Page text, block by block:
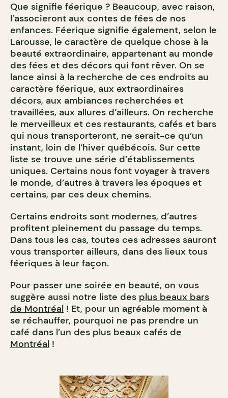
Que signifie féerique ? Beaucoup, avec raison,
l’associeront aux contes de fées de nos
enfances. Féerique signifie également, selon le
Larousse, le caractère de quelque chose à la
beauté extraordinaire, appartenant au monde
des fées et des décors qui font rêver. On se
lance ainsi à la recherche de ces endroits au
caractère féerique, aux extraordinaires
décors, aux ambiances recherchées et
travaillées, aux allures d’ailleurs. On recherche
le merveilleux et ces restaurants, cafés et bars
qui nous transporteront, ne serait-ce qu’un
instant, loin de l’hiver québécois. Sur cette
liste se trouve une série d’établissements
uniques. Certains nous font voyager à travers
le monde, d’autres à travers les époques et
certains, par ces deux chemins.
Certains endroits sont modernes, d’autres
profitent pleinement du passage du temps.
Dans tous les cas, toutes ces adresses sauront
vous transporter ailleurs, dans des lieux tous
féeriques à leur façon.
Pour passer une soirée en beauté, on vous
suggère aussi notre liste des plus beaux bars
de Montréal ! Et, pour un agréable moment à
se réchauffer, pourquoi ne pas prendre un
café dans l’un des plus beaux cafés de
Montréal !